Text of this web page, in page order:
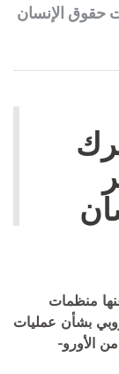
حقوق الإنسان
منظمات
بشأن عمليات
الأورو-